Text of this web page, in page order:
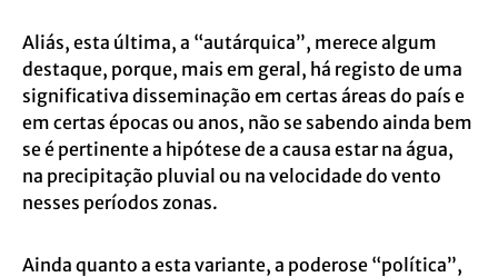
Aliás, esta última, a “autárquica”, merece algum
destaque, porque, mais em geral, há registo de uma
significativa disseminação em certas áreas do país e
em certas épocas ou anos, não se sabendo ainda bem
se é pertinente a hipótese de a causa estar na água,
na precipitação pluvial ou na velocidade do vento
nesses períodos zonas.
Ainda quanto a esta variante, a poderose “política”,